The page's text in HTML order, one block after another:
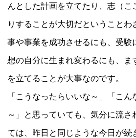
んとした計画を立てたり、志（こ
りすることが大切だということわ
事や事業を成功させるにも、受験
想の自分に生まれ変わるにも、ま
を立てることが大事なのです。
「こうなったらいいな～」「こ
～」と思っていても、気分に流さ
ては、昨日と同じような今日が続